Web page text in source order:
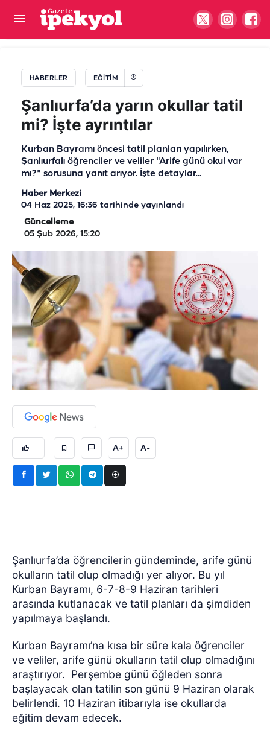
HABERLER EĞITIM
Şanlıurfa’da yarın okullar tatil
mi? İşte ayrıntılar
Kurban Bayramı öncesi tatil planları yapılırken,
Şanlıurfalı öğrenciler ve veliler "Arife günü okul var
mı?" sorusuna yanıt arıyor. İşte detaylar...
Haber Merkezi
04 Haz 2025, 16:36 tarihinde yayınlandı
Güncelleme
05 Şub 2026, 15:20
A+ A-
Şanlıurfa’da öğrencilerin gündeminde, arife günü
okulların tatil olup olmadığı yer alıyor. Bu yıl
Kurban Bayramı, 6-7-8-9 Haziran tarihleri
arasında kutlanacak ve tatil planları da şimdiden
yapılmaya başlandı.
Kurban Bayramı’na kısa bir süre kala öğrenciler
ve veliler, arife günü okulların tatil olup olmadığını
araştırıyor. Perşembe günü öğleden sonra
başlayacak olan tatilin son günü 9 Haziran olarak
belirlendi. 10 Haziran itibarıyla ise okullarda
eğitim devam edecek.
Harran Üniversitesi'nden ortak gelecek hamlesi!